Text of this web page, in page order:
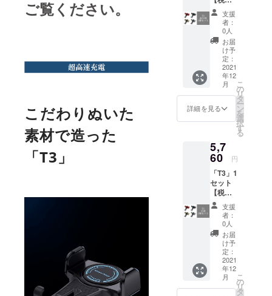
ご覧ください。
こだわりぬいた
素材で造った
「T3」
了承く
ださ
い。 ※
ご注文
状況、
使用部
材の供
給状
況、製
造工程
上の都
が遅れ
る場合
があり
ます。
送料
込】
100名様
限定価
格！
【一般
販売予
定価格
の6400
円から
20％オ
フ】 ※
デザイ
様は変
更にな
る可能
性もご
ざいま
す。ご
了承く
ださ
い。 ※
ご注文
状況、
使用部
材の供
給状
況、製
造工程
支援
者：
0人
お届
け予
定：
2021
年12
月
詳細を見る
こ
の
リ
タ
ー
ン
を
選
択
す
る
5,7
60 円
「T3」1
セット
【税・
送料
込】
【一般
販売予
定価格
の6400
円から
10％オ
フ】 ※
デザイ
支援
者：
0人
お届
け予
定：
2021
年12
月
こ
の
リ
タ